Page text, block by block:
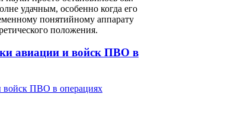
удачным, особенно когда его
понятийному аппарату
положения.
авиации и войск ПВО в